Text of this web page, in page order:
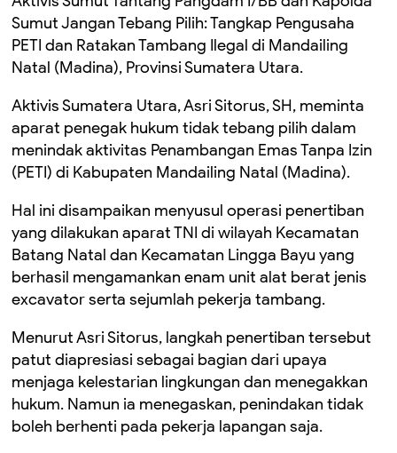
Sumut Jangan Tebang Pilih: Tangkap Pengusaha
PETI dan Ratakan Tambang Ilegal di Mandailing
Natal (Madina), Provinsi Sumatera Utara.
Aktivis Sumatera Utara, Asri Sitorus, SH, meminta
aparat penegak hukum tidak tebang pilih dalam
menindak aktivitas Penambangan Emas Tanpa Izin
(PETI) di Kabupaten Mandailing Natal (Madina).
Hal ini disampaikan menyusul operasi penertiban
yang dilakukan aparat TNI di wilayah Kecamatan
Batang Natal dan Kecamatan Lingga Bayu yang
berhasil mengamankan enam unit alat berat jenis
excavator serta sejumlah pekerja tambang.
Menurut Asri Sitorus, langkah penertiban tersebut
patut diapresiasi sebagai bagian dari upaya
menjaga kelestarian lingkungan dan menegakkan
hukum. Namun ia menegaskan, penindakan tidak
boleh berhenti pada pekerja lapangan saja.